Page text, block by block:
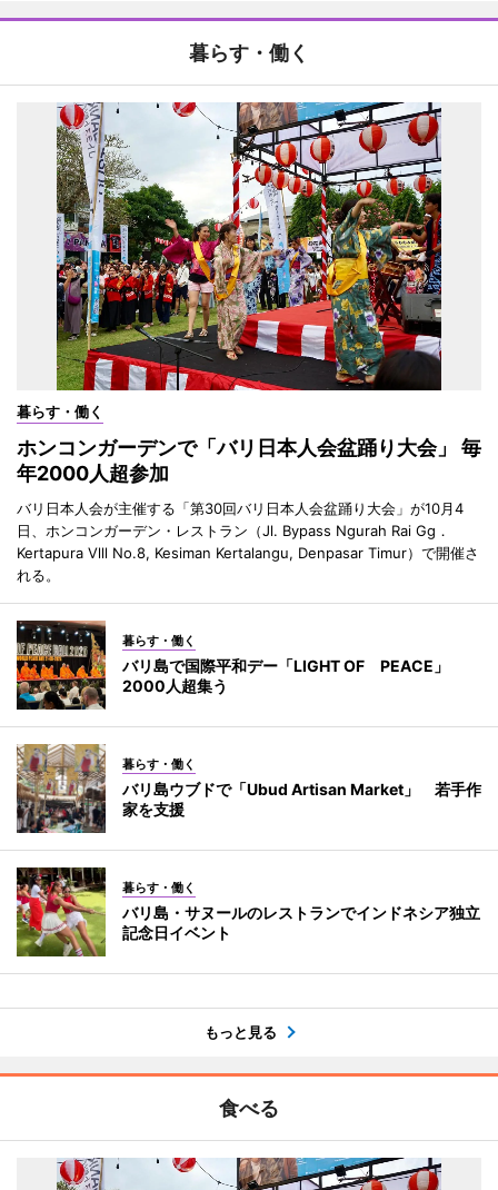
暮らす・働く
暮らす・働く
ホンコンガーデンで「バリ日本人会盆踊り大会」 毎
年2000人超参加
バリ日本人会が主催する「第30回バリ日本人会盆踊り大会」が10月4
日、ホンコンガーデン・レストラン（Jl. Bypass Ngurah Rai Gg．
Kertapura Vlll No.8, Kesiman Kertalangu, Denpasar Timur）で開催さ
れる。
暮らす・働く
バリ島で国際平和デー「LIGHT OF PEACE」
2000人超集う
暮らす・働く
バリ島ウブドで「Ubud Artisan Market」 若手作
家を支援
暮らす・働く
バリ島・サヌールのレストランでインドネシア独立
記念日イベント
もっと見る
食べる